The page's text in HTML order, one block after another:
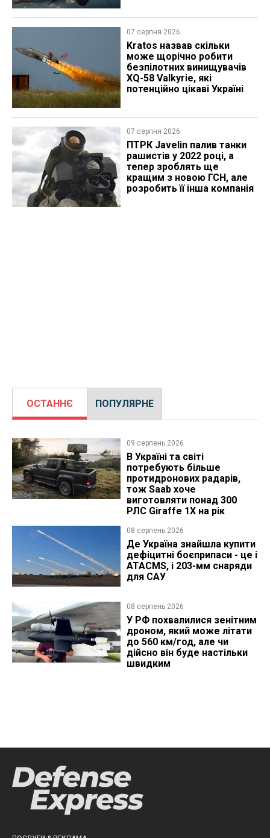
07 серпня 2026
Kratos назвав скільки
може щорічно робити
безпілотних винищувачів
XQ-58 Valkyrie, які
потенційно цікаві Україні
07 серпня 2026
ПТРК Javelin палив танки
рашистів у 2022 році, а
тепер зроблять ще
кращим з новою ГСН, але
розробить її інша компанія
ОСТАННЄ ПОПУЛЯРНЕ
09 серпень 2026
В Україні та світі
потребують більше
протидронових радарів,
тож Saab хоче
виготовляти понад 300
РЛС Giraffe 1X на рік
08 серпень 2026
Де Україна знайшла купити
дефіцитні боєприпаси - це і
ATACMS, і 203-мм снаряди
для САУ
08 серпень 2026
У РФ похвалилися зенітним
дроном, який може літати
до 560 км/год, але чи
дійсно він буде настільки
швидким